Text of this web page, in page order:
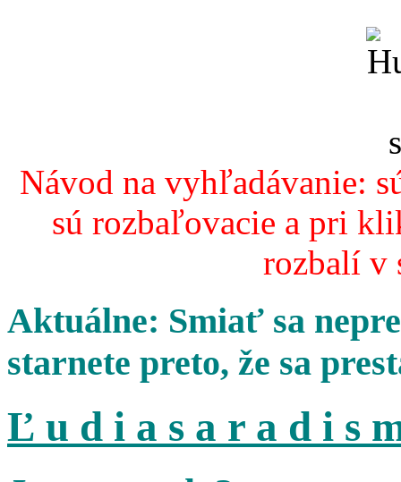
Návod na vyhľadávanie:
sú rozbaľovacie a pri
rozbalí v
Aktuálne: Smiať sa
starnete preto, že sa
Ľ u d i a s a r a d i s